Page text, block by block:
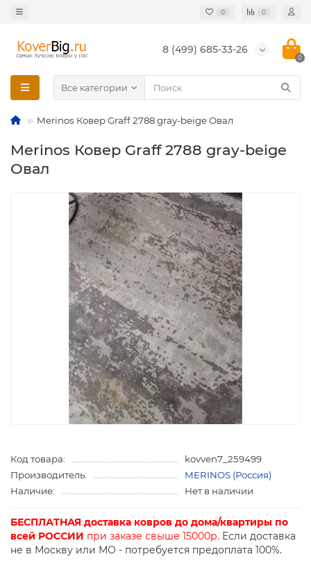
0 0
8 (499) 685-33-26
0
Все категории
Merinos Ковер Graff 2788 gray-beige Овал
Merinos Ковер Graff 2788 gray-beige
Овал
Код товара:
kovven7_259499
Производитель:
MERINOS (Россия)
Наличие:
Нет в наличии
БЕСПЛАТНАЯ доставка ковров до дома/квартиры по
всей РОССИИ при заказе свыше 15000р. Если доставка
не в Москву или МО - потребуется предоплата 100%.